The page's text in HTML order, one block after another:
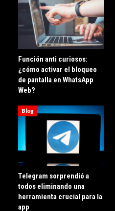
Función anti curiosos:
¿cómo activar el bloqueo
de pantalla en WhatsApp
Web?
Blog
Telegram sorprendió a
todos eliminando una
herramienta crucial para la
app